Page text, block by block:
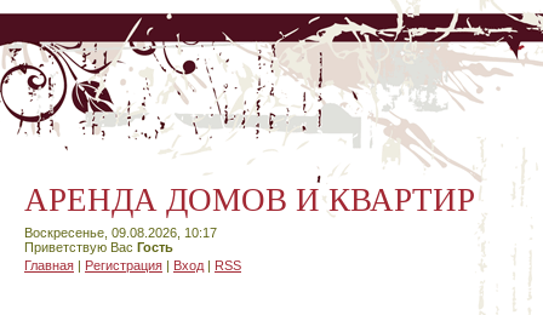
АРЕНДА ДОМОВ И КВАРТИР
Воскресенье, 09.08.2026, 10:17
Приветствую Вас Гость
Главная | Регистрация | Вход | RSS